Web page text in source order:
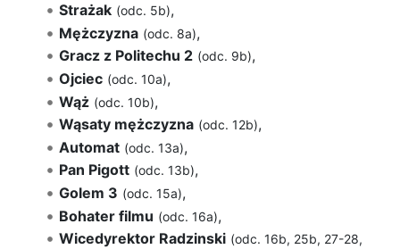
Strażak (odc. 5b),
Mężczyzna (odc. 8a),
Gracz z Politechu 2 (odc. 9b),
Ojciec (odc. 10a),
Wąż (odc. 10b),
Wąsaty mężczyzna (odc. 12b),
Automat (odc. 13a),
Pan Pigott (odc. 13b),
Golem 3 (odc. 15a),
Bohater filmu (odc. 16a),
Wicedyrektor Radzinski (odc. 16b, 25b, 27-28,